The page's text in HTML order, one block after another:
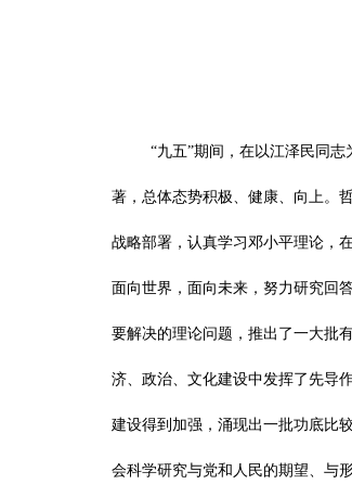
“九五”期间，在以江泽民同
著，总体态势积极、健康、向上。
战略部署，认真学习邓小平理论，
面向世界，面向未来，努力研究回
要解决的理论问题，推出了一大批
济、政治、文化建设中发挥了先导
建设得到加强，涌现出一批功底比
会科学研究与党和人民的期望、与